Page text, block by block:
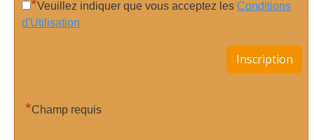
*Veuillez indiquer que vous acceptez les Conditions
d'Utilisation
*Champ requis